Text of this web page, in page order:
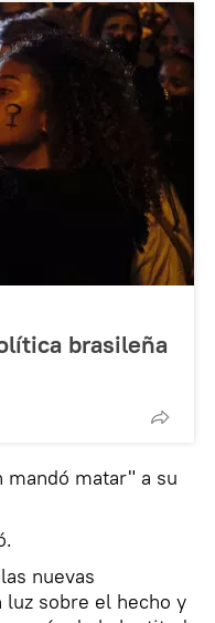
brasileña
mandó matar" a su
nuevas
sobre el hecho y